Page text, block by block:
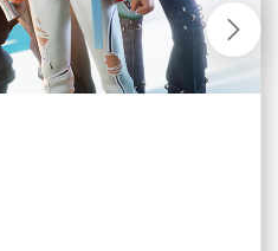
EA világát
bárhol